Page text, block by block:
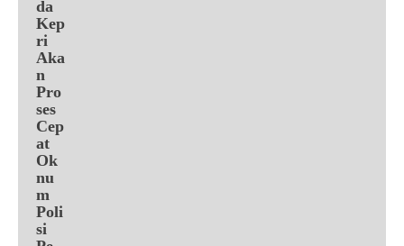
da
Kep
ri
Aka
n
Pro
ses
Cep
at
Ok
nu
m
Poli
si